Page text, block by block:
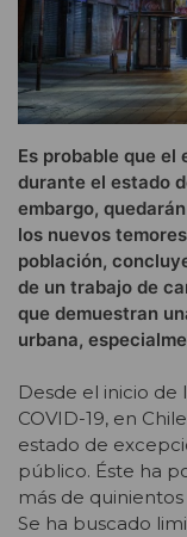
Es probable que el
durante el estado
embargo,
los nuevos
población,
de un trabajo de
que demuestran
urbana,
Desde el inicio de
COVID-19, en
estado de
público. Éste ha
más de
Se ha buscado